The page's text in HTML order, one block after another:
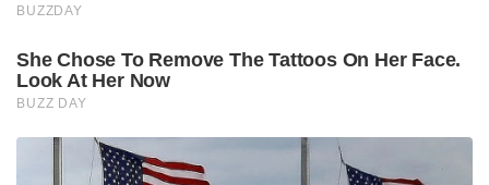
BUZZDAY
She Chose To Remove The Tattoos On Her Face.
Look At Her Now
BUZZ DAY